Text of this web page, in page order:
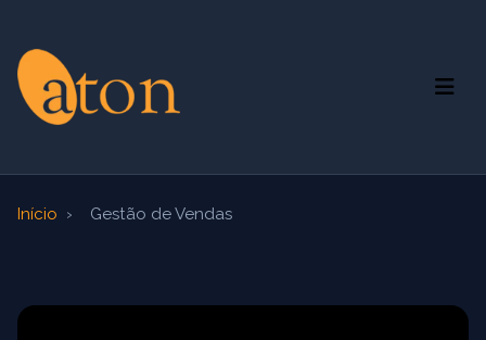
Início › Gestão de Vendas